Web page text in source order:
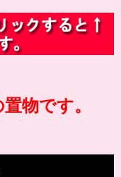
物です。